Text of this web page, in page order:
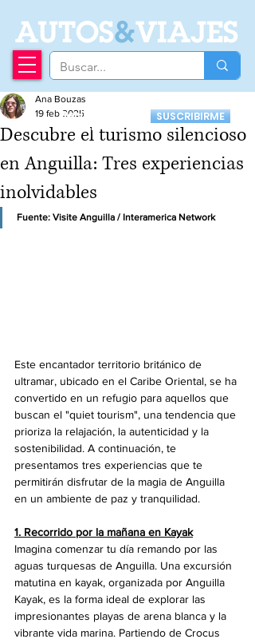
AUTOS&VIAJES
Recibí nuestro
Newsletter
SUSCRIBIRME
Descubre el turismo silencioso
en Anguilla: Tres experiencias
inolvidables
Ana Bouzas
19 feb 2025
Fuente: Visite Anguilla / Interamerica Network
Este encantador territorio británico de
ultramar, ubicado en el Caribe Oriental, se ha
convertido en un refugio para aquellos que
buscan el "quiet tourism", una tendencia que
prioriza la relajación, la autenticidad y la
sostenibilidad. A continuación, te
presentamos tres experiencias que te
permitirán disfrutar de la magia de Anguilla
en un ambiente de paz y tranquilidad.
1. Recorrido por la mañana en Kayak
Imagina comenzar tu día remando por las
aguas turquesas de Anguilla. Una excursión
matutina en kayak, organizada por Anguilla
Kayak, es la forma ideal de explorar las
impresionantes playas de arena blanca y la
vibrante vida marina. Partiendo de Crocus